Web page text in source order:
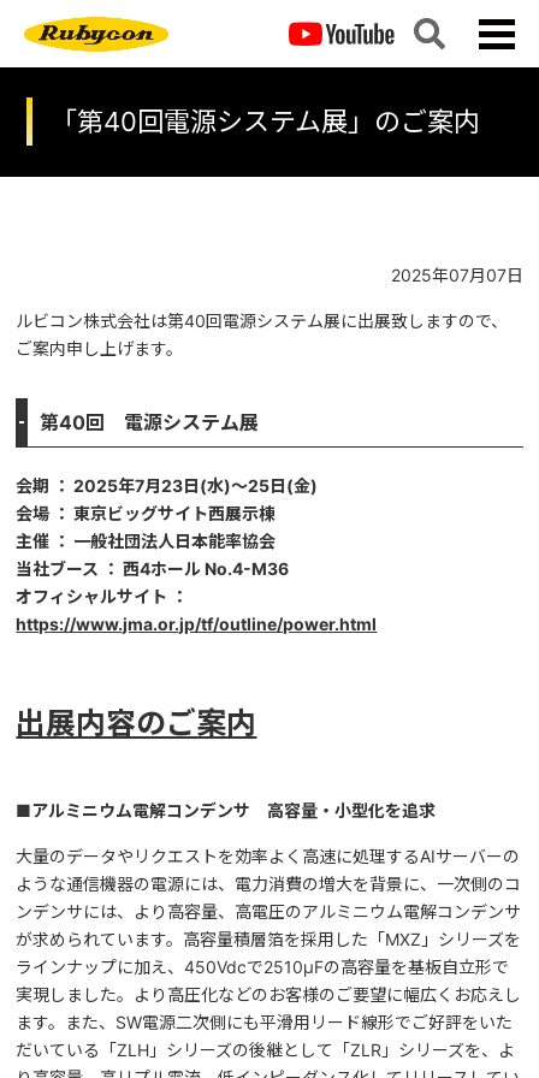
「第40回電源システム展」のご案内
2025年07月07日
ルビコン株式会社は第40回電源システム展に出展致しますので、
ご案内申し上げます。
第40回 電源システム展
会期 ： 2025年7月23日(水)～25日(金)
会場 ： 東京ビッグサイト西展示棟
主催 ： 一般社団法人日本能率協会
当社ブース ： 西4ホール No.4-M36
オフィシャルサイト ：
https://www.jma.or.jp/tf/outline/power.html
出展内容のご案内
■アルミニウム電解コンデンサ 高容量・小型化を追求
大量のデータやリクエストを効率よく高速に処理するAIサーバーの
ような通信機器の電源には、電力消費の増大を背景に、一次側のコ
ンデンサには、より高容量、高電圧のアルミニウム電解コンデンサ
が求められています。高容量積層箔を採用した「MXZ」シリーズを
ラインナップに加え、450Vdcで2510μFの高容量を基板自立形で
実現しました。より高圧化などのお客様のご要望に幅広くお応えし
ます。また、SW電源二次側にも平滑用リード線形でご好評をいた
だいている「ZLH」シリーズの後継として「ZLR」シリーズを、よ